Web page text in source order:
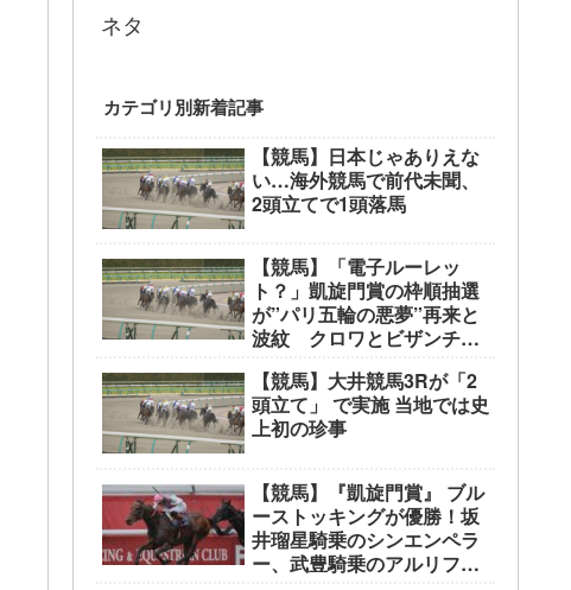
ネタ
カテゴリ別新着記事
【競馬】日本じゃありえな
い…海外競馬で前代未聞、
2頭立てで1頭落馬
【競馬】「電子ルーレッ
ト？」凱旋門賞の枠順抽選
が”パリ五輪の悪夢”再来と
波紋 クロワとビザンチン
【競馬】大井競馬3Rが「2
頭立て」 で実施 当地では史
上初の珍事
【競馬】『凱旋門賞』 ブル
ーストッキングが優勝！坂
井瑠星騎乗のシンエンペラ
ー、武豊騎乗のアルリファ